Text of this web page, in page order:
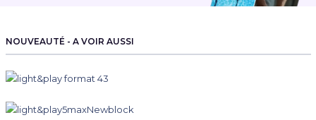
NOUVEAUTÉ - A VOIR AUSSI